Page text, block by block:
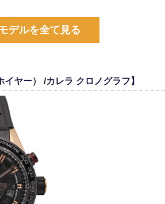
デルを全て見る
イヤー） /カレラ クロノグラフ】